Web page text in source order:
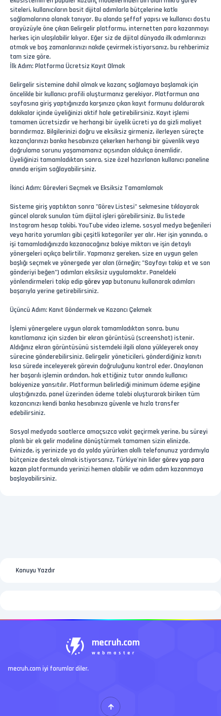
siteleri, kullanıcıların basit dijital adımlarla bütçelerine katkı
sağlamalarına olanak tanıyor. Bu alanda şeffaf yapısı ve kullanıcı dostu
arayüzüyle öne çıkan Gelirgelir platformu, internetten para kazanmayı
herkes için ulaşılabilir kılıyor. Eğer siz de dijital dünyada ilk adımlarınızı
atmak ve boş zamanlarınızı nakde çevirmek istiyorsanız, bu rehberimiz
tam size göre.
İlk Adım: Platforma Ücretsiz Kayıt Olmak
Gelirgelir sistemine dahil olmak ve kazanç sağlamaya başlamak için
öncelikle bir kullanıcı profili oluşturmanız gerekiyor. Platformun ana
sayfasına giriş yaptığınızda karşınıza çıkan kayıt formunu doldurarak
dakikalar içinde üyeliğinizi aktif hale getirebilirsiniz. Kayıt işlemi
tamamen ücretsizdir ve herhangi bir üyelik ücreti ya da gizli maliyet
barındırmaz. Bilgilerinizi doğru ve eksiksiz girmeniz, ilerleyen süreçte
kazançlarınızı banka hesabınıza çekerken herhangi bir güvenlik veya
doğrulama sorunu yaşamamanız açısından oldukça önemlidir.
Üyeliğinizi tamamladıktan sonra, size özel hazırlanan kullanıcı paneline
anında erişim sağlayabilirsiniz.
İkinci Adım: Görevleri Seçmek ve Eksiksiz Tamamlamak
Sisteme giriş yaptıktan sonra "Görev Listesi" sekmesine tıklayarak
güncel olarak sunulan tüm dijital işleri görebilirsiniz. Bu listede
Instagram hesap takibi, YouTube video izleme, sosyal medya beğenileri
veya harita yorumları gibi çeşitli kategoriler yer alır. Her işin yanında, o
işi tamamladığınızda kazanacağınız bakiye miktarı ve işin detaylı
yönergeleri açıkça belirtilir. Yapmanız gereken, size en uygun gelen
başlığı seçmek ve yönergede yer alan (örneğin; "Sayfayı takip et ve son
gönderiyi beğen") adımları eksiksiz uygulamaktır. Paneldeki
yönlendirmeleri takip edip görev yap butonunu kullanarak adımları
başarıyla yerine getirebilirsiniz.
Üçüncü Adım: Kanıt Göndermek ve Kazancı Çekmek
İşlemi yönergelere uygun olarak tamamladıktan sonra, bunu
kanıtlamanız için sizden bir ekran görüntüsü (screenshot) istenir.
Aldığınız ekran görüntüsünü sistemdeki ilgili alana yükleyerek onay
sürecine gönderebilirsiniz. Gelirgelir yöneticileri, gönderdiğiniz kanıtı
kısa sürede inceleyerek görevin doğruluğunu kontrol eder. Onaylanan
her başarılı işlemin ardından, hak ettiğiniz tutar anında kullanıcı
bakiyenize yansıtılır. Platformun belirlediği minimum ödeme eşiğine
ulaştığınızda, panel üzerinden ödeme talebi oluşturarak biriken tüm
kazancınızı kendi banka hesabınıza güvenle ve hızla transfer
edebilirsiniz.
Sosyal medyada saatlerce amaçsızca vakit geçirmek yerine, bu süreyi
planlı bir ek gelir modeline dönüştürmek tamamen sizin elinizde.
Evinizde, iş yerinizde ya da yolda yürürken akıllı telefonunuz yardımıyla
bütçenize destek olmak istiyorsanız, Türkiye'nin lidergörev yap para
kazan platformunda yerinizi hemen alabilir ve adım adım kazanmaya
başlayabilirsiniz.
Konuyu Yazdır
mecruh.com
webmaster
mecruh.com iyi forumlar diler.